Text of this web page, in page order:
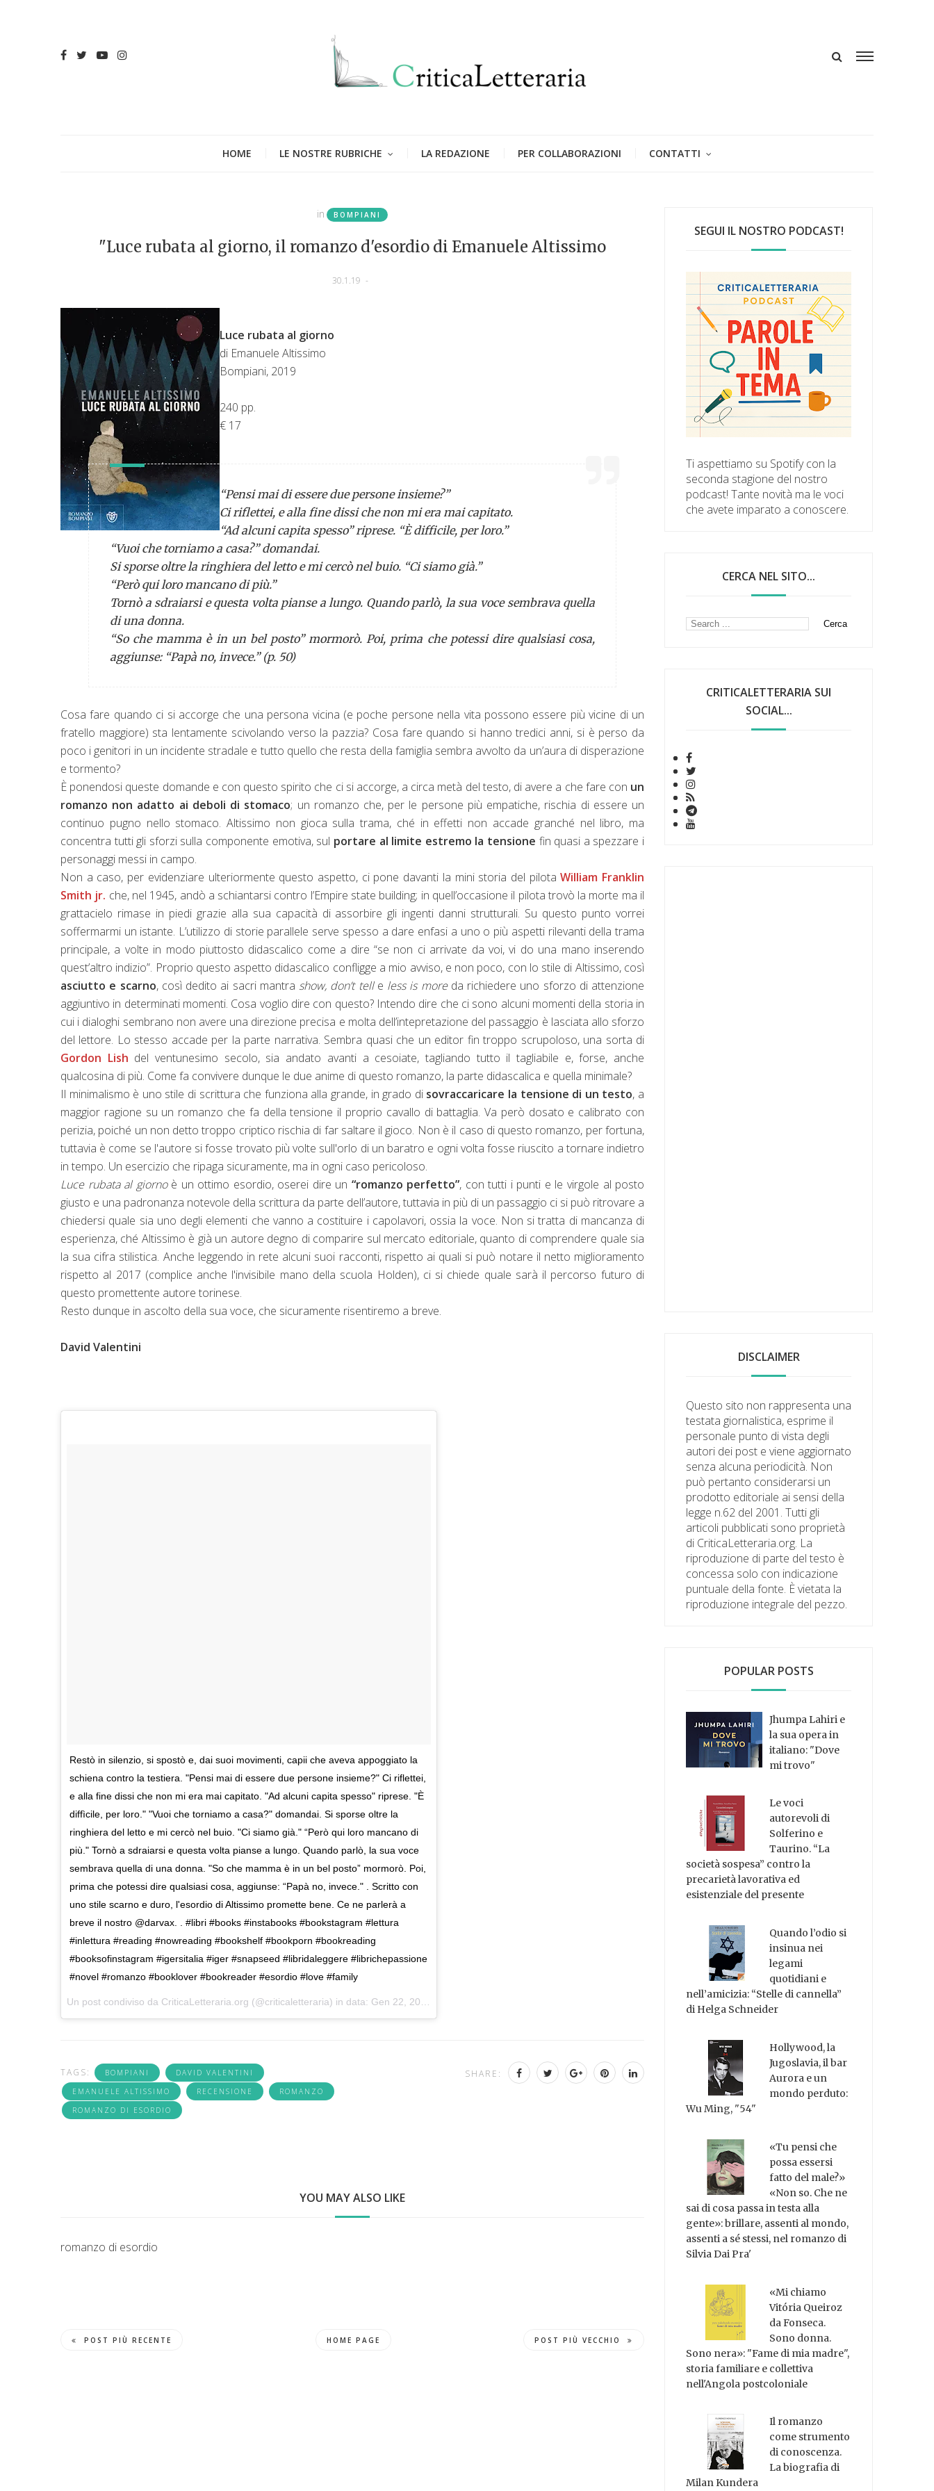
HOME LE NOSTRE RUBRICHE LA REDAZIONE PER COLLABORAZIONI CONTATTI
in BOMPIANI
"Luce rubata al giorno, il romanzo d'esordio di Emanuele Altissimo
30.1.19 -
Luce rubata al giorno
di Emanuele Altissimo
Bompiani, 2019
240 pp.
€ 17
“Pensi mai di essere due persone insieme?”
Ci riflettei, e alla fine dissi che non mi era mai capitato.
“Ad alcuni capita spesso” riprese. “È difficile, per loro.”
“Vuoi che torniamo a casa?” domandai.
Si sporse oltre la ringhiera del letto e mi cercò nel buio. “Ci siamo già.”
“Però qui loro mancano di più.”
Tornò a sdraiarsi e questa volta pianse a lungo. Quando parlò, la sua voce sembrava quella
di una donna.
“So che mamma è in un bel posto” mormorò. Poi, prima che potessi dire qualsiasi cosa,
aggiunse: “Papà no, invece.” (p. 50)
Cosa fare quando ci si accorge che una persona vicina (e poche persone nella vita possono essere più vicine di un
fratello maggiore) sta lentamente scivolando verso la pazzia? Cosa fare quando si hanno tredici anni, si è perso da
poco i genitori in un incidente stradale e tutto quello che resta della famiglia sembra avvolto da un’aura di disperazione
e tormento?
È ponendosi queste domande e con questo spirito che ci si accorge, a circa metà del testo, di avere a che fare con un
romanzo non adatto ai deboli di stomaco; un romanzo che, per le persone più empatiche, rischia di essere un
continuo pugno nello stomaco. Altissimo non gioca sulla trama, ché in effetti non accade granché nel libro, ma
concentra tutti gli sforzi sulla componente emotiva, sul portare al limite estremo la tensione fin quasi a spezzare i
personaggi messi in campo.
Non a caso, per evidenziare ulteriormente questo aspetto, ci pone davanti la mini storia del pilotaWilliam Franklin
Smith jr. che, nel 1945, andò a schiantarsi contro l’Empire state building; in quell’occasione il pilota trovò la morte ma il
grattacielo rimase in piedi grazie alla sua capacità di assorbire gli ingenti danni strutturali. Su questo punto vorrei
soffermarmi un istante. L’utilizzo di storie parallele serve spesso a dare enfasi a uno o più aspetti rilevanti della trama
principale, a volte in modo piuttosto didascalico come a dire “se non ci arrivate da voi, vi do una mano inserendo
quest’altro indizio”. Proprio questo aspetto didascalico confligge a mio avviso, e non poco, con lo stile di Altissimo, così
asciutto e scarno, così dedito ai sacri mantra show, don’t telle less is moreda richiedere uno sforzo di attenzione
aggiuntivo in determinati momenti. Cosa voglio dire con questo? Intendo dire che ci sono alcuni momenti della storia in
cui i dialoghi sembrano non avere una direzione precisa e molta dell’intepretazione del passaggio è lasciata allo sforzo
del lettore. Lo stesso accade per la parte narrativa. Sembra quasi che un editor fin troppo scrupoloso, una sorta di
Gordon Lish del ventunesimo secolo, sia andato avanti a cesoiate, tagliando tutto il tagliabile e, forse, anche
qualcosina di più. Come fa convivere dunque le due anime di questo romanzo, la parte didascalica e quella minimale?
Il minimalismo è uno stile di scrittura che funziona alla grande, in grado di sovraccaricare la tensione di un testo, a
maggior ragione su un romanzo che fa della tensione il proprio cavallo di battaglia. Va però dosato e calibrato con
perizia, poiché un non detto troppo criptico rischia di far saltare il gioco. Non è il caso di questo romanzo, per fortuna,
tuttavia è come se l'autore si fosse trovato più volte sull'orlo di un baratro e ogni volta fosse riuscito a tornare indietro
in tempo. Un esercizio che ripaga sicuramente, ma in ogni caso pericoloso.
Luce rubata al giornoè un ottimo esordio, oserei dire un “romanzo perfetto”, con tutti i punti e le virgole al posto
giusto e una padronanza notevole della scrittura da parte dell’autore, tuttavia in più di un passaggio ci si può ritrovare a
chiedersi quale sia uno degli elementi che vanno a costituire i capolavori, ossia la voce. Non si tratta di mancanza di
esperienza, ché Altissimo è già un autore degno di comparire sul mercato editoriale, quanto di comprendere quale sia
la sua cifra stilistica. Anche leggendo in rete alcuni suoi racconti, rispetto ai quali si può notare il netto miglioramento
rispetto al 2017 (complice anche l'invisibile mano della scuola Holden), ci si chiede quale sarà il percorso futuro di
questo promettente autore torinese.
Resto dunque in ascolto della sua voce, che sicuramente risentiremo a breve.
David Valentini
Restò in silenzio, si spostò e, dai suoi movimenti, capii che aveva appoggiato la
schiena contro la testiera. "Pensi mai di essere due persone insieme?" Ci riflettei,
e alla fine dissi che non mi era mai capitato. "Ad alcuni capita spesso" riprese. "È
diffìcile, per loro." "Vuoi che torniamo a casa?" domandai. Si sporse oltre la
ringhiera del letto e mi cercò nel buio. "Ci siamo già." “Però qui loro mancano di
più." Tornò a sdraiarsi e questa volta pianse a lungo. Quando parlò, la sua voce
sembrava quella di una donna. "So che mamma è in un bel posto” mormorò. Poi,
prima che potessi dire qualsiasi cosa, aggiunse: “Papà no, invece." . Scritto con
uno stile scarno e duro, l'esordio di Altissimo promette bene. Ce ne parlerà a
breve il nostro @darvax. . #libri #books #instabooks #bookstagram #lettura
#inlettura #reading #nowreading #bookshelf #bookporn #bookreading
#booksofinstagram #igersitalia #iger #snapseed #libridaleggere #librichepassione
#novel #romanzo #booklover #bookreader #esordio #love #family
Un post condiviso da CriticaLetteraria.org (@criticaletteraria) in data: Gen 22, 2019 at 5:06 PST
TAGS: BOMPIANI
DAVID VALENTINI
EMANUELE ALTISSIMO
RECENSIONE
ROMANZO
ROMANZO DI ESORDIO
SHARE:
YOU MAY ALSO LIKE
romanzo di esordio
POST PIÙ RECENTE HOME PAGE POST PIÙ VECCHIO
SEGUI IL NOSTRO PODCAST!
Ti aspettiamo su Spotify con la
seconda stagione del nostro
podcast! Tante novità ma le voci
che avete imparato a conoscere.
CERCA NEL SITO...
CRITICALETTERARIA SUI
SOCIAL...
DISCLAIMER
Questo sito non rappresenta una
testata giornalistica, esprime il
personale punto di vista degli
autori dei post e viene aggiornato
senza alcuna periodicità. Non
può pertanto considerarsi un
prodotto editoriale ai sensi della
legge n.62 del 2001. Tutti gli
articoli pubblicati sono proprietà
di CriticaLetteraria.org. La
riproduzione di parte del testo è
concessa solo con indicazione
puntuale della fonte. È vietata la
riproduzione integrale del pezzo.
POPULAR POSTS
Jhumpa Lahiri e
la sua opera in
italiano: "Dove
mi trovo"
Le voci
autorevoli di
Solferino e
Taurino. “La
società sospesa” contro la
precarietà lavorativa ed
esistenziale del presente
Quando l’odio si
insinua nei
legami
quotidiani e
nell’amicizia: “Stelle di cannella”
di Helga Schneider
Hollywood, la
Jugoslavia, il bar
Aurora e un
mondo perduto:
Wu Ming, "54"
«Tu pensi che
possa essersi
fatto del male?»
«Non so. Che ne
sai di cosa passa in testa alla
gente»: brillare, assenti al mondo,
assenti a sé stessi, nel romanzo di
Silvia Dai Pra'
«Mi chiamo
Vitória Queiroz
da Fonseca.
Sono donna.
Sono nera»: "Fame di mia madre",
storia familiare e collettiva
nell'Angola postcoloniale
Il romanzo
come strumento
di conoscenza.
La biografia di
Milan Kundera